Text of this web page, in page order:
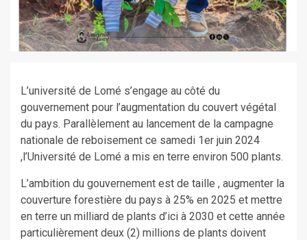
L’université de Lomé s’engage au côté du
gouvernement pour l’augmentation du couvert végétal
du pays. Parallèlement au lancement de la campagne
nationale de reboisement ce samedi 1er juin 2024
,l’Université de Lomé a mis en terre environ 500 plants.
L’ambition du gouvernement est de taille , augmenter la
couverture forestière du pays à 25% en 2025 et mettre
en terre un milliard de plants d’ici à 2030 et cette année
particulièrement deux (2) millions de plants doivent